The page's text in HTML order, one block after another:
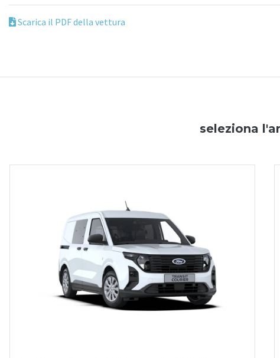
Scarica il PDF della vettura
seleziona